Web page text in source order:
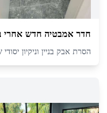
חדר אמבטיה חדש אחרי
הסרת אבק בניין וניקיון